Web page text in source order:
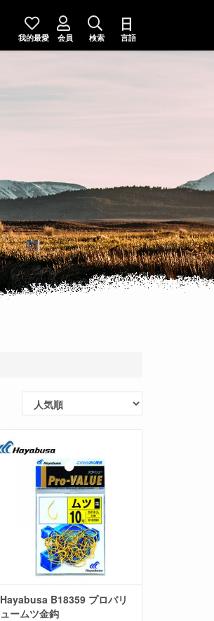
我的最愛 会員 検索 言語
Hayabusa B18359 プロバリ
ュームツ金鈎